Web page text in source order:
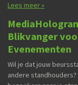
Lees meer »
Blikvanger
Evenementen
Wil je dat jouw
andere